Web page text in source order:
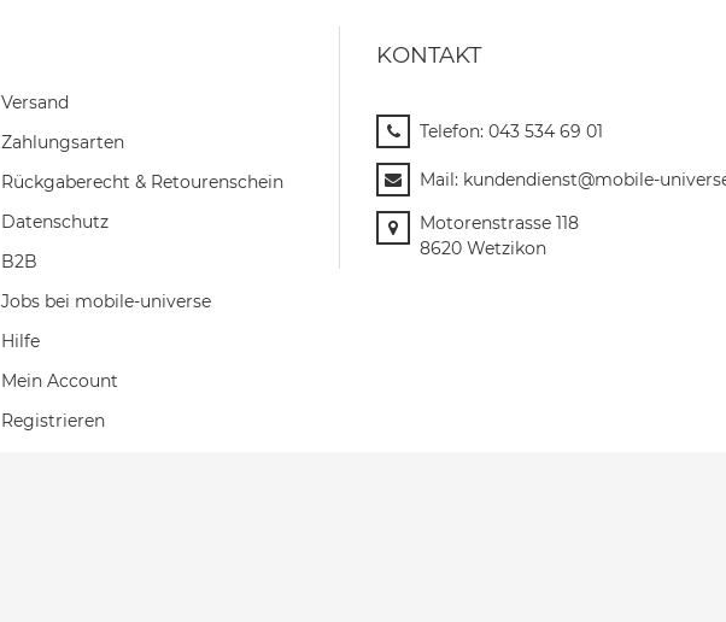
Versand
Zahlungsarten
Rückgaberecht & Retourenschein
Datenschutz
B2B
Jobs bei mobile-universe
Hilfe
Mein Account
Registrieren
KONTAKT
Telefon: 043 534 69 01
Mail: kundendienst@mobile-
Motorenstrasse 118
8620 Wetzikon